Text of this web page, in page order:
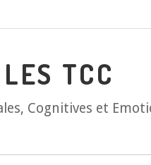
TCC
Cognitives et